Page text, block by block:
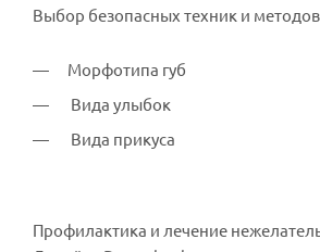
Выбор безопасных техник и
Морфотипа губ
Вида улыбок
Вида прикуса
Профилактика и лечение